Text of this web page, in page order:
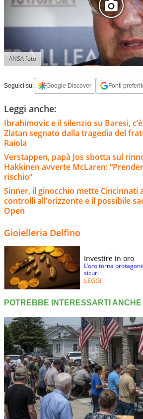
ANSA foto
Seguici su: Google Discover Fonti
Leggi anche:
Ibrahimovic e il silenzio su Baresi,
Zlatan segnato dalla tragedia del
Raiola
Verstappen, papà Jos sbotta sul
Hakkinen avverte McLaren:
rischio”
Sinner, il ginocchio mette Cincinnati
controlli all’orizzonte e il possibile
Open
Gioielleria Delfino
Investire in oro
L’oro torna
sicuri
LEGGI